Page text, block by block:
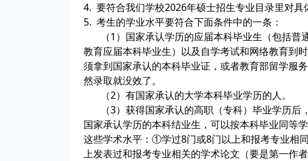
4. 要符合我们学校2026年硕士招生专业目录里对具
5. 考生的学业水平要符合下面条件中的一条：
（1）国家承认学历的应届本科毕业生（包括普
教育应届本科毕业生）以及自学考试和网络教育到
须拿到国家承认的本科毕业证，或者教育部留学服
然录取就没效了。
（2）有国家承认的大学本科毕业学历的人。
（3）获得国家承认的高职（专科）毕业学历后
国家承认学历的本科结业生，可以按本科毕业同等
这些学术水平：①学过8门或8门以上和报考专业相
上发表过和报考专业相关的学术论文（要是第一作